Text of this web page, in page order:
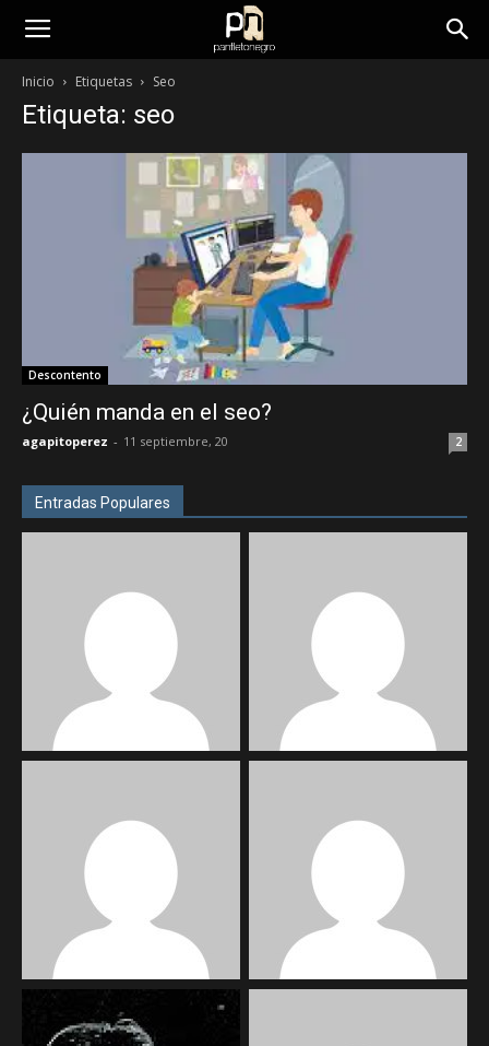
panfletonegro
Inicio Etiquetas Seo
Etiqueta: seo
Descontento
¿Quién manda en el seo?
agapitoperez - 11 septiembre, 20 2
Entradas Populares